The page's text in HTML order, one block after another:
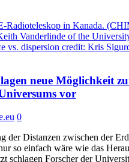
neue Möglichkeit
vor
0
der Distanzen zwischen der
so einfach wäre wie das
schlagen Forscher der